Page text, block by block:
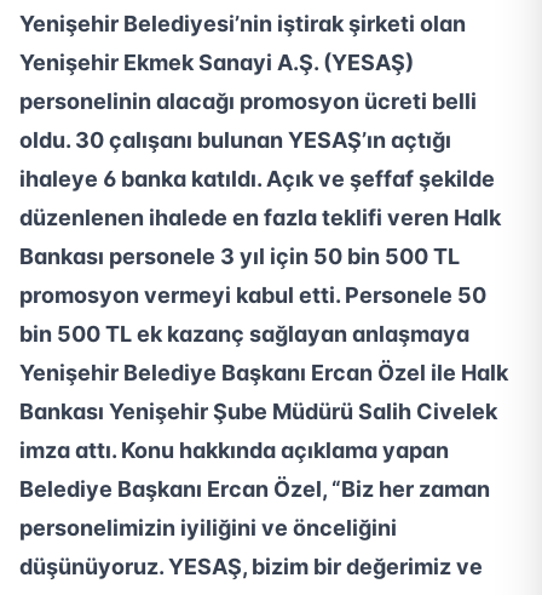
Yenişehir Belediyesi’nin iştirak şirketi olan
Yenişehir Ekmek Sanayi A.Ş. (YESAŞ)
personelinin alacağı promosyon ücreti belli
oldu. 30 çalışanı bulunan YESAŞ’ın açtığı
ihaleye 6 banka katıldı. Açık ve şeffaf şekilde
düzenlenen ihalede en fazla teklifi veren Halk
Bankası personele 3 yıl için 50 bin 500 TL
promosyon vermeyi kabul etti. Personele 50
bin 500 TL ek kazanç sağlayan anlaşmaya
Yenişehir Belediye Başkanı Ercan Özel ile Halk
Bankası Yenişehir Şube Müdürü Salih Civelek
imza attı. Konu hakkında açıklama yapan
Belediye Başkanı Ercan Özel, “Biz her zaman
personelimizin iyiliğini ve önceliğini
düşünüyoruz. YESAŞ, bizim bir değerimiz ve